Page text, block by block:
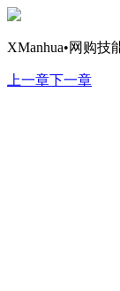
XManhua•网购技
上一章下一章